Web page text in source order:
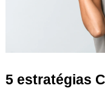
5 estratégias